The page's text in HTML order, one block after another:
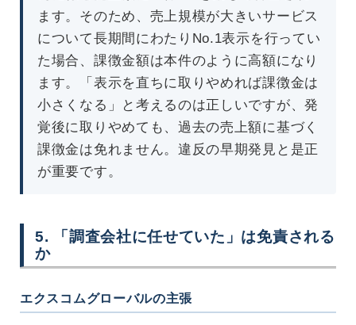
ます。そのため、売上規模が大きいサービス
について長期間にわたりNo.1表示を行ってい
た場合、課徴金額は本件のように高額になり
ます。「表示を直ちに取りやめれば課徴金は
小さくなる」と考えるのは正しいですが、発
覚後に取りやめても、過去の売上額に基づく
課徴金は免れません。違反の早期発見と是正
が重要です。
5. 「調査会社に任せていた」は免責される
か
エクスコムグローバルの主張